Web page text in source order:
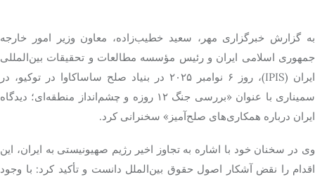
به گزارش خبرگزاری مهر، سعید خطیب‌زاده، معاون وزیر امور خارجه
جمهوری اسلامی ایران و رئیس مؤسسه مطالعات و تحقیقات بین‌المللی
ایران (IPIS)، روز ۶ نوامبر ۲۰۲۵ در بنیاد صلح
ساساکاوا در توکیو، در
سمیناری با عنوان «بررسی جنگ ۱۲ روزه و چشم‌انداز منطقه‌ای؛ دیدگاه
ایران درباره همکاری‌های صلح‌آمیز» سخنرانی کرد.
وی در سخنان خود با اشاره به تجاوز اخیر رژیم صهیونیستی به ایران، این
اقدام را نقض آشکار اصول حقوق بین‌الملل دانست و تأکید کرد: با وجود